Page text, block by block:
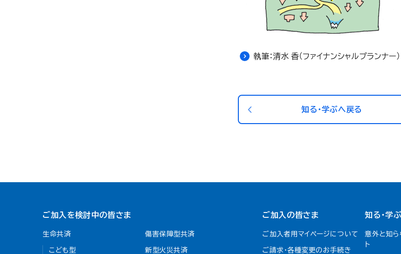
執筆：清水 香（ファイナンシャルプランナー）
知る・学ぶへ戻る
ご加入を検討中の皆さま
生命共済
こども型
傷害保障型共済
新型火災共済
ご加入の皆さま
ご加入者用マイページについて
ご請求・各種変更のお手続き
知る・学ぶ
意外と知
ト